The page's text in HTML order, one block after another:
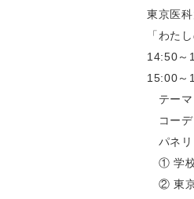
東京医
「わた
14:50
15:00～
テーマ
コーデ
パネリ
① 学校
② 東京